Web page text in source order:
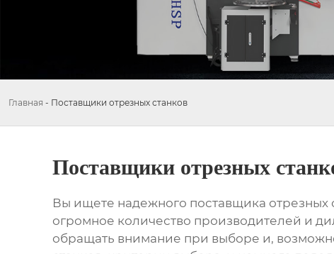
Главная - Поставщики отрезных станков
Поставщики отрезных
Вы ищете надежного поставщика отрезных
огромное количество производителей и
обращать внимание при выборе и,